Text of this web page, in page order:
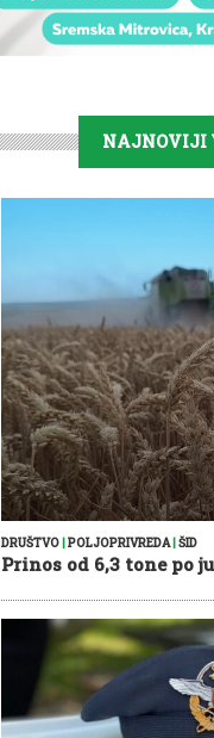
NAJNOVIJI
DRUŠTVO|POLJOPRIVREDA|ŠID
Prinos od 6,3 tone po